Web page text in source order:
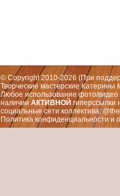
© Copyright 2010-2026 (При
Творческие мастерские
Любое использование фото/видео
наличии АКТИВНОЙ гиперссылки
социальные сети коллектива:
Политика конфиденциальности и